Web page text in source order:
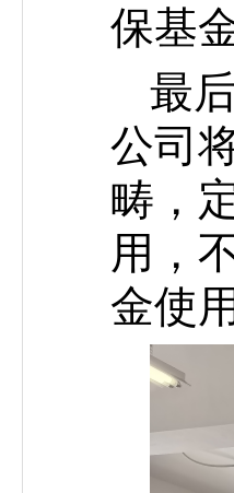
保基
最
公司
畴，
用，
金使